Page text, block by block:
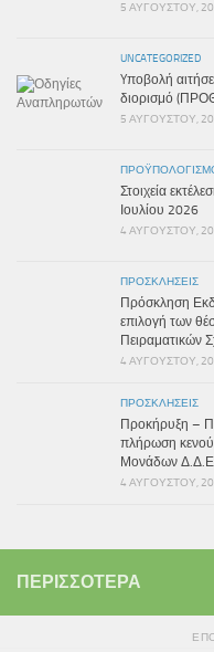
5 ΑΥΓΟΎΣΤΟΥ,
UNCATEGORIZED
Yποβολή
διορισμό
5 ΑΥΓΟΎΣΤΟΥ,
Στοιχεία
Ιουλίου 2026
4 ΑΥΓΟΎΣΤΟΥ,
ΠΡΟΣΚΛΉΣΕΙΣ
Πρόσκληση
επιλογή των
Πειραματικών
4 ΑΥΓΟΎΣΤΟΥ,
ΠΡΟΣΚΛΉΣΕΙΣ
Προκήρυξη –
πλήρωση
Μονάδων
4 ΑΥΓΟΎΣΤΟΥ,
ΠΕΡΙΣΣΌΤΕΡΑ